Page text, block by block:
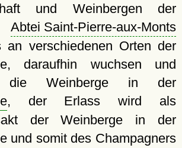
und Weinbergen der
Abtei Saint-Pierre-aux-Monts
an verschiedenen Orten der
daraufhin wuchsen und
die Weinberge in der
, der Erlass wird als
der Weinberge in der
und somit des Champagners